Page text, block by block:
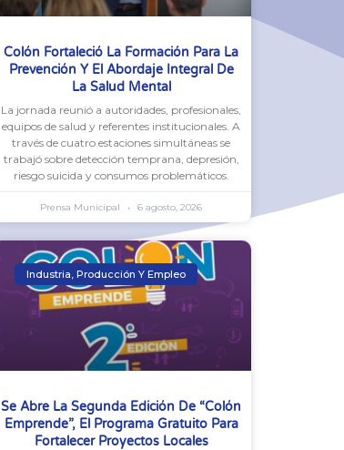
Colón Fortaleció La Formación Para La
Prevención Y El Abordaje Integral De
La Salud Mental
La jornada reunió a autoridades, profesionales,
equipos de salud y referentes institucionales. A
través de cuatro estaciones simultáneas se
trabajó sobre detección temprana, depresión,
riesgo suicida y consumos problemáticos.
Prensa Municipal 6 agosto, 2026
Industria, Producción Y Empleo
Se Abre La Segunda Edición De “Colón
Emprende”, El Programa Gratuito Para
Fortalecer Proyectos Locales